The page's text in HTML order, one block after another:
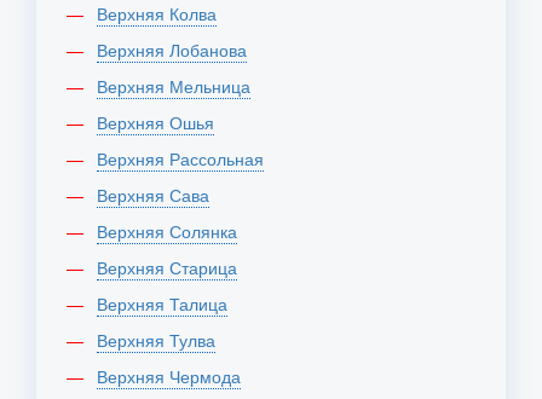
Верхняя Колва
Верхняя Лобанова
Верхняя Мельница
Верхняя Ошья
Верхняя Рассольная
Верхняя Сава
Верхняя Солянка
Верхняя Старица
Верхняя Талица
Верхняя Тулва
Верхняя Чермода